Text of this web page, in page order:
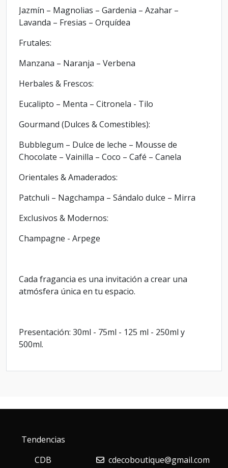
Jazmín – Magnolias – Gardenia – Azahar –
Lavanda – Fresias – Orquídea
Frutales:
Manzana – Naranja – Verbena
Herbales & Frescos:
Eucalipto – Menta – Citronela - Tilo
Gourmand (Dulces & Comestibles):
Bubblegum – Dulce de leche – Mousse de
Chocolate – Vainilla – Coco – Café – Canela
Orientales & Amaderados:
Patchuli – Nagchampa – Sándalo dulce – Mirra
Exclusivos & Modernos:
Champagne - Arpege
Cada fragancia es una invitación a crear una
atmósfera única en tu espacio.
Presentación: 30ml - 75ml - 125 ml - 250ml y
500ml.
Tendencias
CDB
cdecoboutique@gmail.com